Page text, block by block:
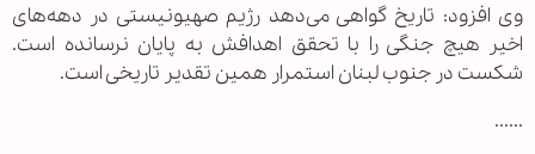
وی افزود: تاریخ گواهی می‌دهد رژیم صهیونیستی در دهه‌های
اخیر هیچ جنگی را با تحقق اهدافش به پایان نرسانده است.
شکست در جنوب لبنان استمرار همین تقدیر تاریخی است.
......